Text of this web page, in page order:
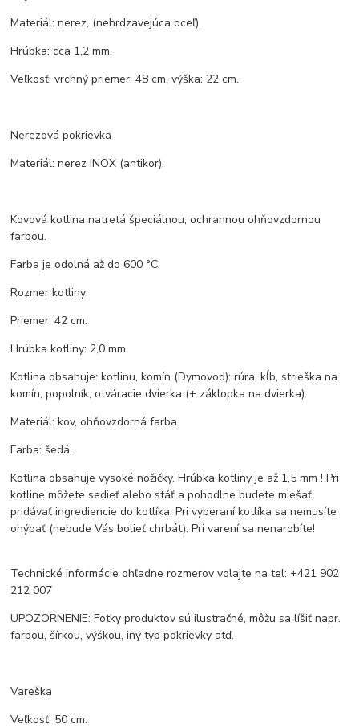
Materiál: nerez, (nehrdzavejúca oceľ).
Hrúbka: cca 1,2 mm.
Veľkosť: vrchný priemer: 48 cm, výška: 22 cm.
Nerezová pokrievka
Materiál: nerez INOX (antikor).
Kovová kotlina natretá špeciálnou, ochrannou ohňovzdornou
farbou.
Farba je odolná až do 600 °C.
Rozmer kotliny:
Priemer: 42 cm.
Hrúbka kotliny: 2,0 mm.
Kotlina obsahuje: kotlinu, komín (Dymovod): rúra, kĺb, strieška na
komín, popolník, otváracie dvierka (+ záklopka na dvierka).
Materiál: kov, ohňovzdorná farba.
Farba: šedá.
Kotlina obsahuje vysoké nožičky. Hrúbka kotliny je až 1,5 mm ! Pri
kotline môžete sedieť alebo stáť a pohodlne budete miešať,
pridávať ingrediencie do kotlíka. Pri vyberaní kotlíka sa nemusíte
ohýbať (nebude Vás bolieť chrbát). Pri varení sa nenarobíte!
Technické informácie ohľadne rozmerov volajte na tel: +421 902
212 007
UPOZORNENIE: Fotky produktov sú ilustračné, môžu sa líšiť napr.
farbou, šírkou, výškou, iný typ pokrievky atď.
Vareška
Veľkosť: 50 cm.